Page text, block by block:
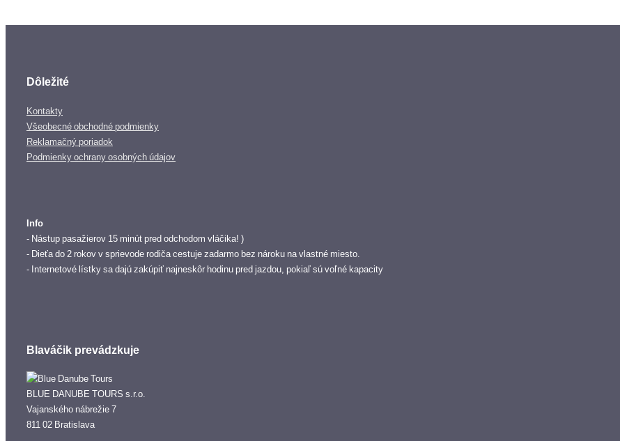
Dôležité
Kontakty
Všeobecné obchodné podmienky
Reklamačný poriadok
Podmienky ochrany osobných údajov
Info
- Nástup pasažierov 15 minút pred odchodom vláčika! )
- Dieťa do 2 rokov v sprievode rodiča cestuje zadarmo bez nároku na vlastné miesto.
- Internetové lístky sa dajú zakúpiť najneskôr hodinu pred jazdou, pokiaľ sú voľné kapacity
Blaváčik prevádzkuje
BLUE DANUBE TOURS s.r.o.
Vajanského nábrežie 7
811 02 Bratislava